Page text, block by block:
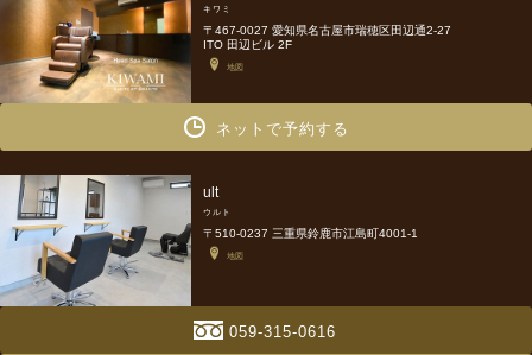
キワミ
〒467-0027 愛知県名古屋市瑞穂区田辺通2-27
ITO 田辺ビル 2F
地図
ネットで予約する
ult
ウルト
〒510-0237 三重県鈴鹿市江島町4001-1
地図
059-315-0616